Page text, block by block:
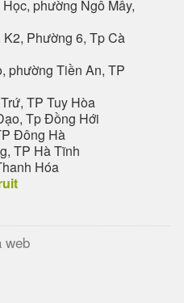
phường Ngô Mây,
Phường 6, Tp Cà
phường Tiền An, TP
TP Tuy Hòa
Tp Đồng Hới
Đông Hà
TP Hà Tĩnh
Hóa
web